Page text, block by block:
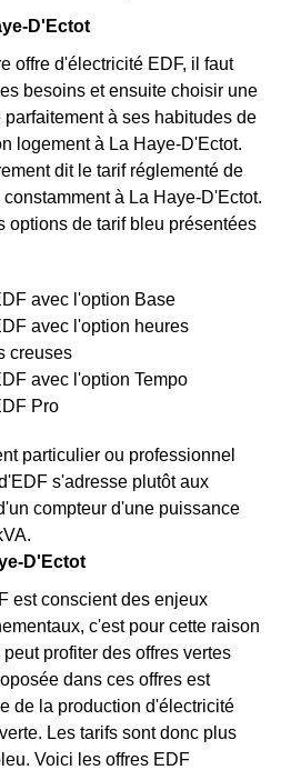
D'Ectot
offre d'électricité EDF, il faut
besoins et ensuite choisir une
à ses habitudes de
logement à La Haye-D'Ectot.
dit le tarif réglementé de
à La Haye-D'Ectot.
options de tarif bleu présentées
avec l'option Base
avec l'option heures
creuses
avec l'option Tempo
Pro
particulier ou professionnel
s'adresse plutôt aux
compteur d'une puissance
D'Ectot
est conscient des enjeux
c'est pour cette raison
profiter des offres vertes
dans ces offres est
de la production d'électricité
Les tarifs sont donc plus
Voici les offres EDF